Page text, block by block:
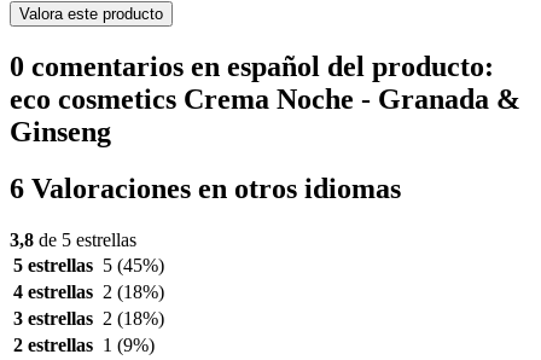
Valora este producto
0 comentarios en español del producto:
eco cosmetics Crema Noche - Granada &
Ginseng
6 Valoraciones en otros idiomas
3,8 de 5 estrellas
5 estrellas 5 (45%)
4 estrellas 2 (18%)
3 estrellas 2 (18%)
2 estrellas 1 (9%)